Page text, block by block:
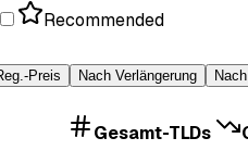
Recommended
Preis Nach Verlängerung
Gesamt-TLDs